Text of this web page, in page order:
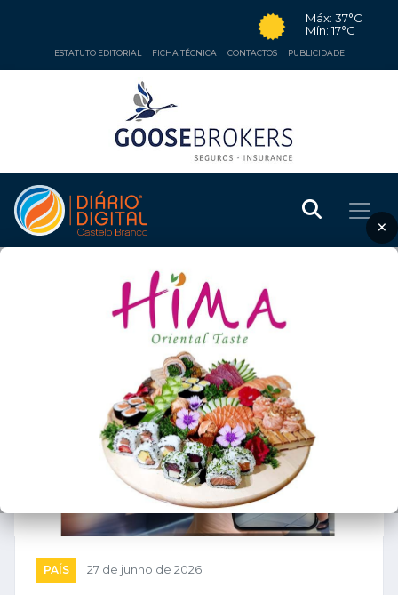
Máx: 37°C
Mín: 17°C
ESTATUTO EDITORIAL FICHA TÉCNICA CONTACTOS PUBLICIDADE
×
PAÍS 27 de junho de 2026